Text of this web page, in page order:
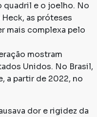
quadril e o joelho. No
as próteses
mais complexa pelo
mostram
Unidos. No Brasil,
a partir de 2022, no
dor e rigidez da